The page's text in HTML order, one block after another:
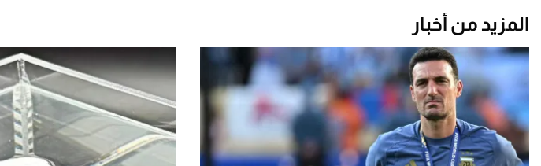
المزيد من أخبار